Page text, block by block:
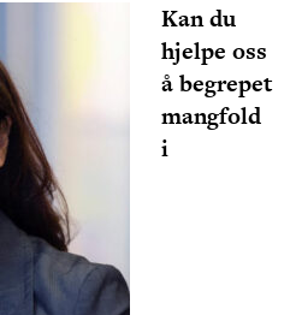
Kan du
hjelpe oss
å begrepet
mangfold
i